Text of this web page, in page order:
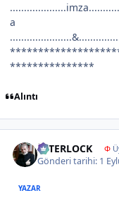
a
***************
Alıntı
İNTERLOCK Φ
Gönderi tarihi: 1
YAZAR